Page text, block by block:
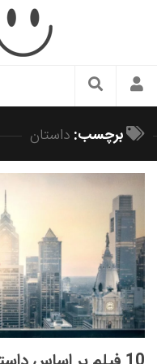
سبک زندگی
زیبایی و آرایش
دکوراسیون و چیدمان
غذا
رستوران گردی
آشپزی
سفر و گردشگری
برچسب: داستان